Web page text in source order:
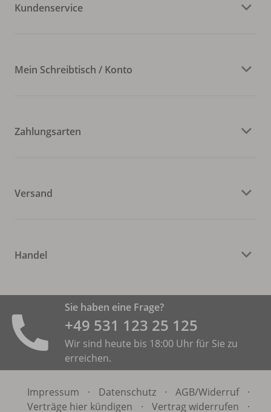
Kundenservice
Mein Schreibtisch / Konto
Zahlungsarten
Versand
Handel
Sie haben eine Frage?
+49 531 ­123 25 125
Wir sind heute bis 18:00 Uhr für Sie zu
erreichen.
Impressum · Datenschutz · AGB/Widerruf
·
Verträge hier kündigen
· Vertrag widerrufen ·